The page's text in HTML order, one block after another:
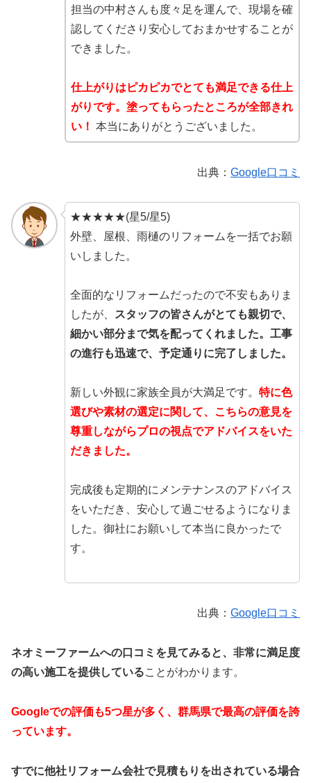
担当の中村さんも度々足を運んで、現場を確
認してくださり安心しておまかせすることが
できました。
仕上がりはピカピカでとても満足できる仕上
がりです。塗ってもらったところが全部きれ
い！ 本当にありがとうございました。
出典： Google口コミ
★★★★★(星5/星5)
外壁、屋根、雨樋のリフォームを一括でお願
いしました。
全面的なリフォームだったので不安もありま
したが、 スタッフの皆さんがとても親切で、
細かい部分まで気を配ってくれました。工事
の進行も迅速で、予定通りに完了しました。
新しい外観に家族全員が大満足です。 特に色
選びや素材の選定に関して、こちらの意見を
尊重しながらプロの視点でアドバイスをいた
だきました。
完成後も定期的にメンテナンスのアドバイス
をいただき、安心して過ごせるようになりま
した。御社にお願いして本当に良かったで
す。
出典： Google口コミ
ネオミーファームへの口コミを見てみると、非常に満足度
の高い施工を提供していることがわかります。
Googleでの評価も5つ星が多く、群馬県で最高の評価を誇
っています。
すでに他社リフォーム会社で見積もりを出されている場合